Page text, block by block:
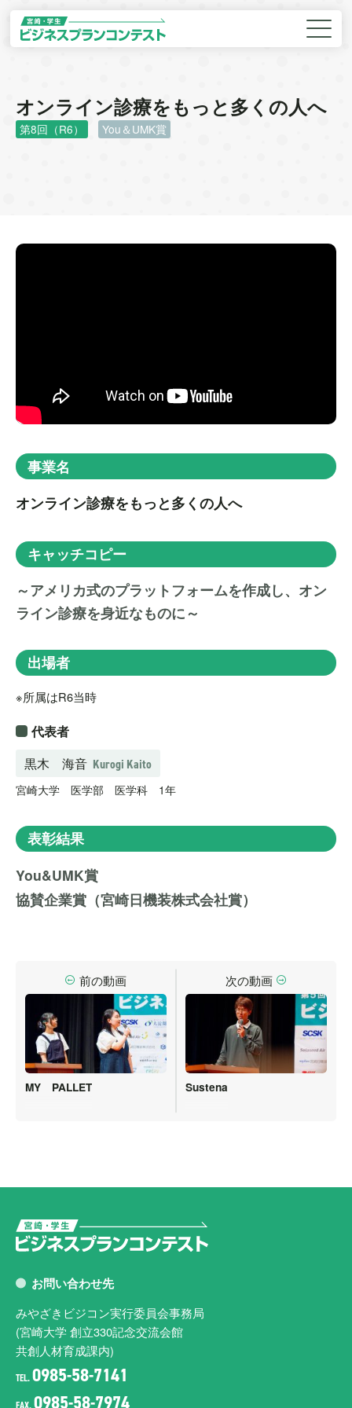
オンライン診療をもっと多くの人へ
第8回（R6） You＆UMK賞
事業名
オンライン診療をもっと多くの人へ
キャッチコピー
～アメリカ式のプラットフォームを作成し、オン
ライン診療を身近なものに～
出場者
※所属はR6当時
代表者
黒木 海音 Kurogi Kaito
宮崎大学 医学部 医学科 1年
表彰結果
You&UMK賞
協賛企業賞（宮崎日機装株式会社賞）
前の動画
MY PALLET
次の動画
Sustena
お問い合わせ先
みやざきビジコン実行委員会事務局
(宮崎大学 創立330記念交流会館
共創人材育成課内)
TEL.0985-58-7141
0985-58-7974